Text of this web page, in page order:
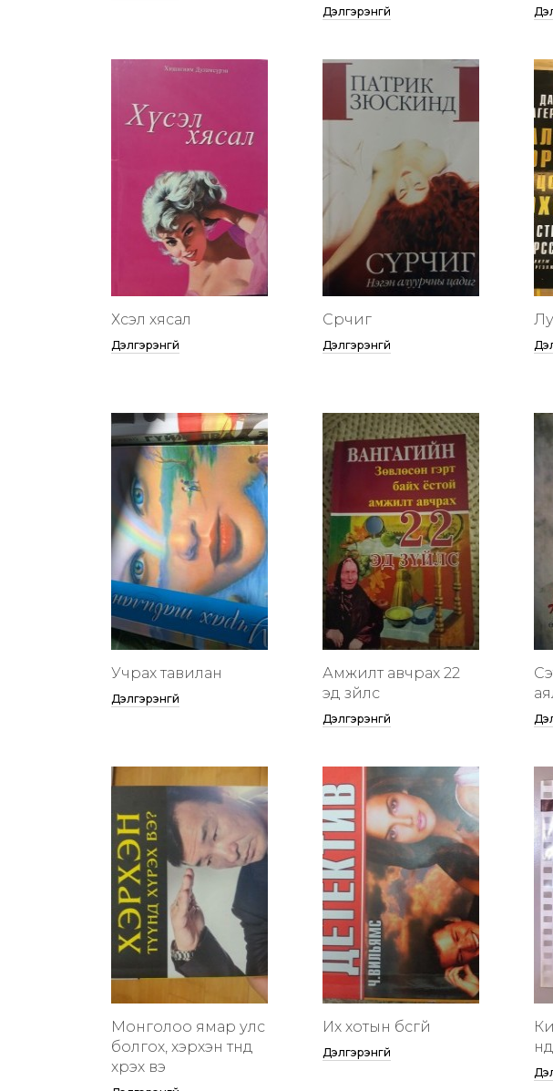
Дэлгэрэнгүй
Хүсэл хясал
Дэлгэрэнгүй
Сүрчиг
Дэлгэрэнгүй
Учрах тавилан
Дэлгэрэнгүй
Амжилт авчрах 22
эд зүйлс
Дэлгэрэнгүй
Монголоо ямар улс
болгох, хэрхэн түүнд
хүрэх вэ
Их хотын бүсгүй
Дэлгэрэнгүй